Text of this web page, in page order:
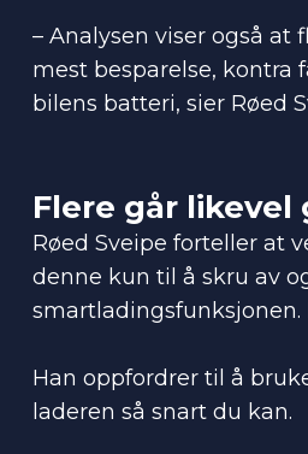
– Analysen viser også
mest besparelse, kontra
bilens batteri, sier Røed
Flere går likevel
Røed Sveipe forteller at
denne kun til å skru av
smartladingsfunksjonen.
Han oppfordrer til å
laderen så snart du kan.